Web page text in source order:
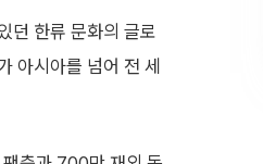
던 한류 문화의 글로
아시아를 넘어 전 세